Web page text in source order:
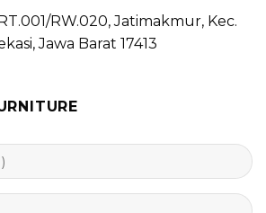
RW.020, Jatimakmur, Kec.
Jawa Barat 17413